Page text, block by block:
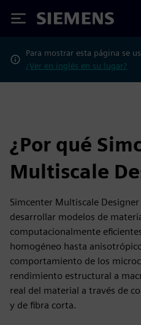
Siemens
Para mostrar esta página se
¿Ver en inglés en su lugar?
¿Por qué
Multiscale
Simcenter Multiscale
desarrollar modelos de
computacionalmente
homogéneo hasta
comportamiento de los
rendimiento estructural a
real del material a través de
y de fibra corta.